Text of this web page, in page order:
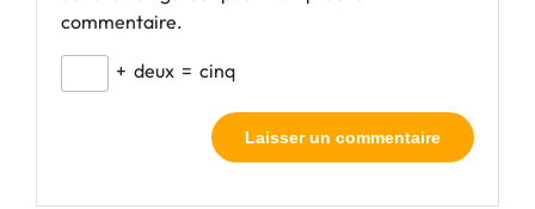
commentaire.
+ deux = cinq